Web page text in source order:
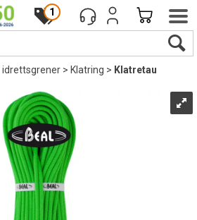
1
idrettsgrener>Klatring> Klatretau